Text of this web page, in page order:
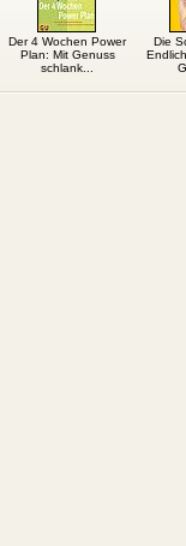
Der 4 Wochen Power
Plan: Mit Genuss
schlank...
Die